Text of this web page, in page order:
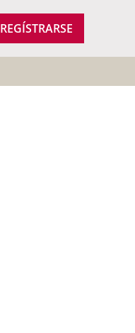
REGÍSTRARSE